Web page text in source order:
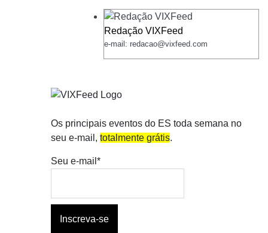
Redação VIXFeed
e-mail: redacao@vixfeed.com
Os principais eventos do ES toda semana no
seu e-mail, totalmente grátis.
Seu e-mail*